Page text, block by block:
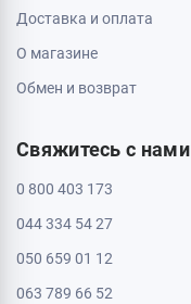
Доставка и оплата
О магазине
Обмен и возврат
Свяжитесь с нами
0 800 403 173
044 334 54 27
050 659 01 12
063 789 66 52